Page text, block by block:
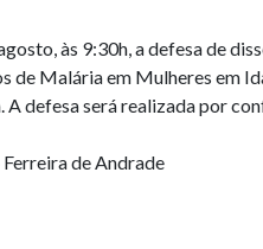
às 9:30h, a defesa de
de Malária em Mulheres em
defesa será realizada por
de Andrade